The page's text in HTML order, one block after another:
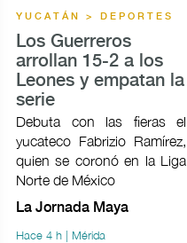
YUCATÁN > DEPORTES
Los Guerreros
arrollan 15-2 a los
Leones y empatan la
serie
Debuta con las fieras el
yucateco Fabrizio Ramírez,
quien se coronó en la Liga
Norte de México
La Jornada Maya
Hace 4 h | Mérida